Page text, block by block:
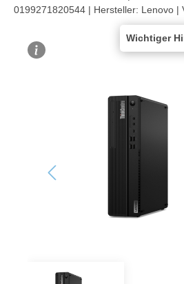
0199271820544 | Hersteller: Lenovo |
Wichtiger